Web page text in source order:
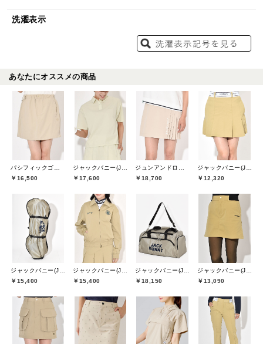
洗濯表示
あなたにオススメの商品
￥16,500
￥17,600
￥18,700
￥12,320
￥15,400
￥15,400
￥18,150
￥13,090